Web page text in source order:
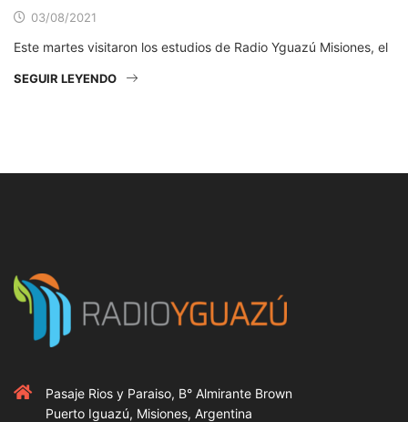
03/08/2021
Este martes visitaron los estudios de Radio Yguazú Misiones, el
SEGUIR LEYENDO
Pasaje Rios y Paraiso, B° Almirante Brown
Puerto Iguazú, Misiones, Argentina